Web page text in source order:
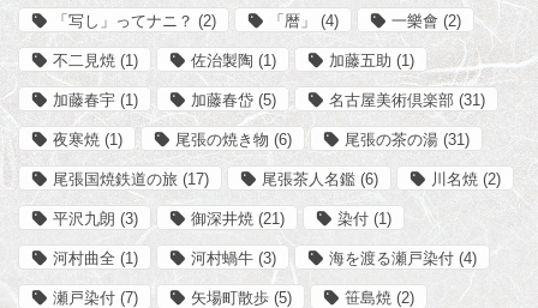
「写し」ってナニ？ (2) 「暦」 (4) 一樂會 (2)
不二見焼 (1) 佐治製陶 (1) 加藤五助 (1)
加藤春宇 (1) 加藤春岱 (5) 名古屋美術倶楽部 (31)
夜寒焼 (1) 尾張の焼き物 (6) 尾張の茶の湯 (31)
尾張国焼鉄道の旅 (17) 尾張茶人名鑑 (6) 川名焼 (2)
平沢九朗 (3) 御深井焼 (21) 染付 (1)
河村曲全 (1) 河村蝸牛 (3) 海を渡る瀬戸染付 (4)
瀬戸染付 (7) 矢場町散歩 (5) 笹島焼 (2)